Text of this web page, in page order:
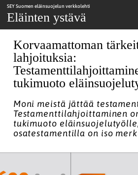
SEY Suomen eläinsuojelun verkkolehti
Eläinten ystävä
Korvaamattoman
lahjoituksia:
tukimuoto
Moni meistä jättää
Testamenttilahjoittaminen
tukimuoto
osatestamentilla on iso